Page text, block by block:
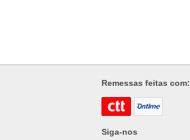
Remessas feitas com:
Siga-nos